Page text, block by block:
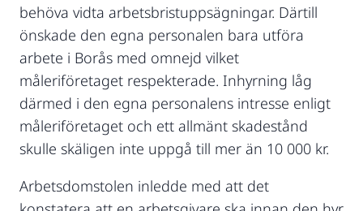
behöva vidta arbetsbristuppsägningar. Därtill
önskade den egna personalen bara utföra
arbete i Borås med omnejd vilket
måleriföretaget respekterade. Inhyrning låg
därmed i den egna personalens intresse enligt
måleriföretaget och ett allmänt skadestånd
skulle skäligen inte uppgå till mer än 10 000 kr.
Arbetsdomstolen inledde med att det